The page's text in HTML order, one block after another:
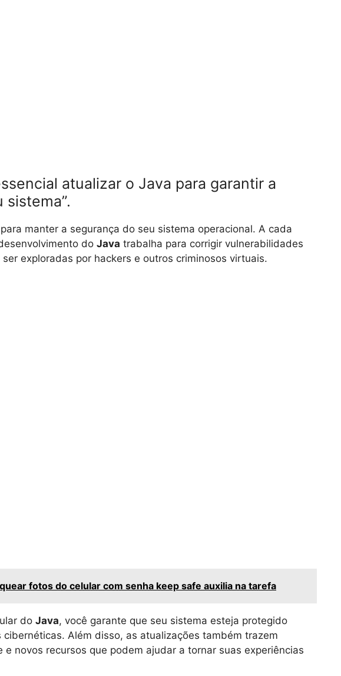
atualizar o Java para garantir a
manter a segurança do seu sistema operacional. A cada
do Java trabalha para corrigir vulnerabilidades
exploradas por hackers e outros criminosos virtuais.
fotos do celular com senha keep safe auxilia na tarefa
do Java, você garante que seu sistema esteja protegido
cibernéticas. Além disso, as atualizações também trazem
e novos recursos que podem ajudar a tornar suas experiências